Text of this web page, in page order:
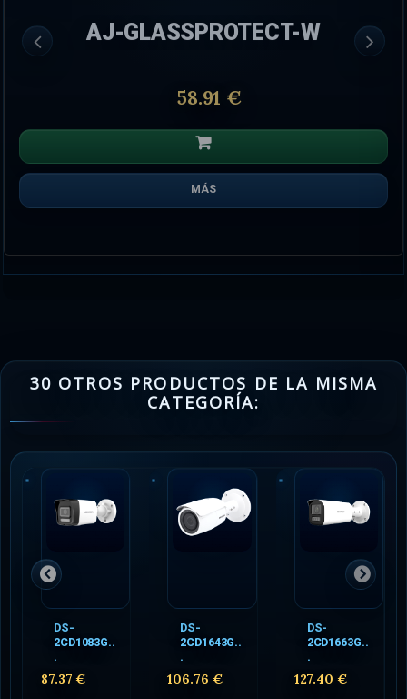
AJ-GLASSPROTECT-W
58.91 €
MÁS
30 OTROS PRODUCTOS DE LA MISMA
CATEGORÍA:
DS-
2CD1083G..
.
87.37 €
DS-
2CD1643G..
.
106.76 €
DS-
2CD1663G..
.
127.40 €